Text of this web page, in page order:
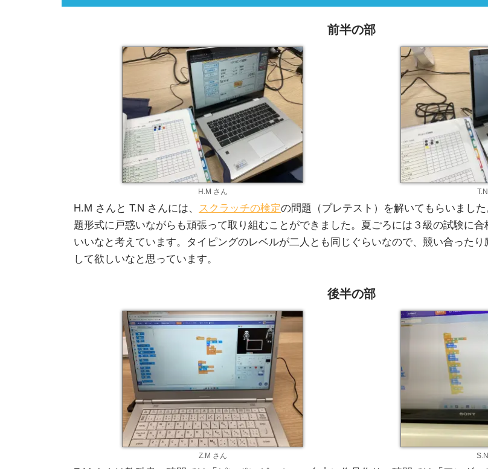
前半の部
H.M さん
H.M さんと T.N さんには、 スクラッチの検定の問題（プレテスト）を解いてもらいまし
題形式に戸惑いながらも頑張って取り組むことができました。夏ごろには３級の試験に
いいなと考えています。タイピングのレベルが二人とも同じぐらいなので、競い合った
して欲しいなと思っています。
後半の部
Z.M さん